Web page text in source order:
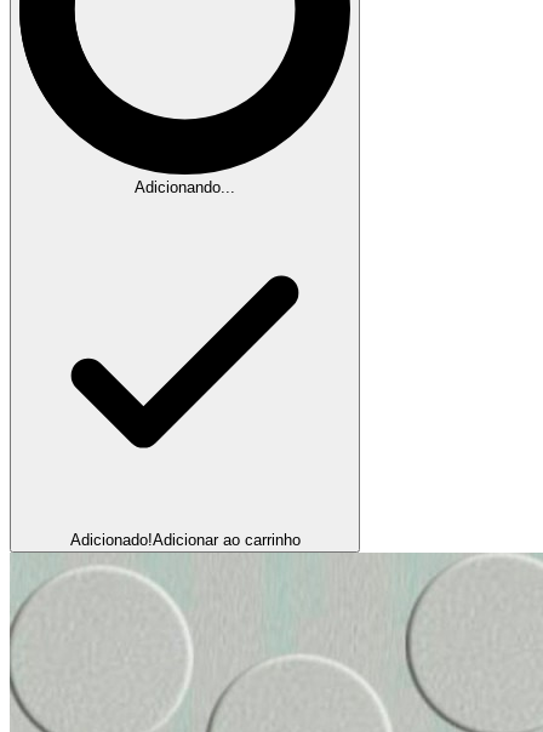
Adicionando...
Adicionado!Adicionar ao carrinho